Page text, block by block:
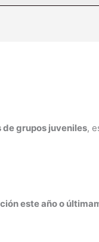
de grupos juveniles,
este año o